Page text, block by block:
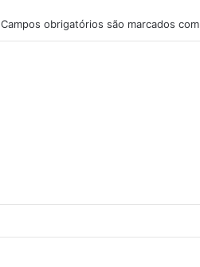
Campos obrigatórios são marcados com